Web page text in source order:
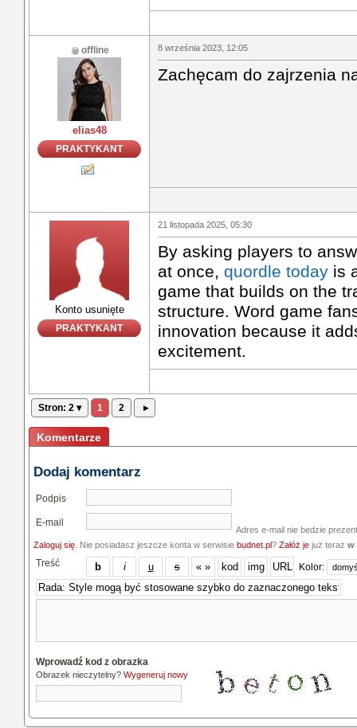
offline
elias48
PRAKTYKANT
8 września 2023, 12:05
Zachęcam do zajrzenia
Konto usunięte
PRAKTYKANT
21 listopada 2025, 05:30
By asking players to
at once, quordle today is
game that builds on the
structure. Word game
innovation because it
excitement.
Stron: 2 ▾ 1 2 ▸
Komentarze
Dodaj komentarz
Podpis
E-mail
Adres e-mail nie bedzie
Zaloguj się . Nie posiadasz jeszcze konta w serwisie budnet.pl? Załóż je już teraz w
Treść Kolor:
Wprowadź kod z obrazka
Obrazek nieczytelny? Wygeneruj nowy